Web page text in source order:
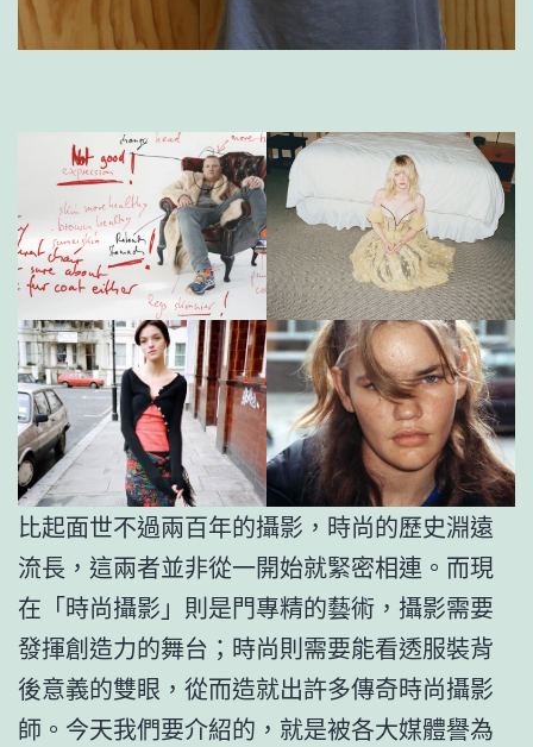
比起面世不過兩百年的攝影，時尚的歷史淵遠
流長，這兩者並非從一開始就緊密相連。而現
在「時尚攝影」則是門專精的藝術，攝影需要
發揮創造力的舞台；時尚則需要能看透服裝背
後意義的雙眼，從而造就出許多傳奇時尚攝影
師。今天我們要介紹的，就是被各大媒體譽為